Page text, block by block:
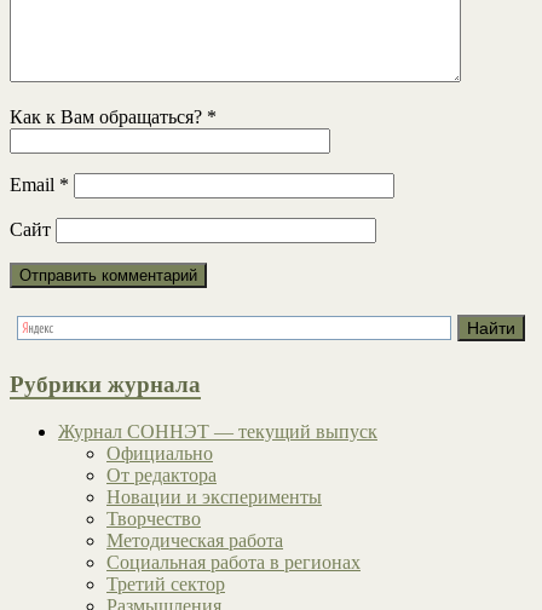
Как к Вам обращаться? *
Email *
Сайт
Рубрики журнала
Журнал СОННЭТ — текущий выпуск
Официально
От редактора
Новации и эксперименты
Творчество
Методическая работа
Социальная работа в регионах
Третий сектор
Размышления